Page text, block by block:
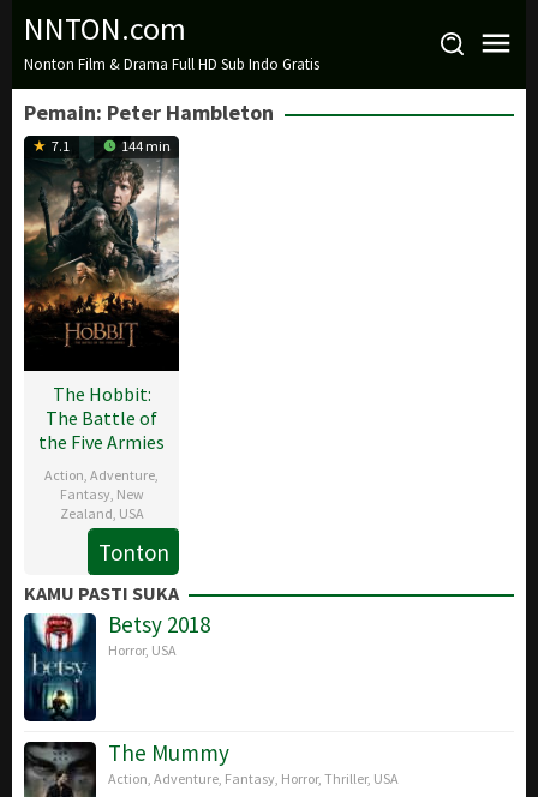
Loncat
konten
NNTON.com
Nonton Film & Drama Full HD Sub Indo Gratis
Pemain: Peter Hambleton
7.1 144 min
The Hobbit:
The Battle of
the Five Armies
Action ,Adventure
Fantasy, New
Zealand USA
10
Dec
2014
Peter
Jackson
Tonton
KAMU PASTI SUKA
Betsy 2018
Horror, USA
The Mummy
Action Adventure Fantasy Horror, Thriller, USA